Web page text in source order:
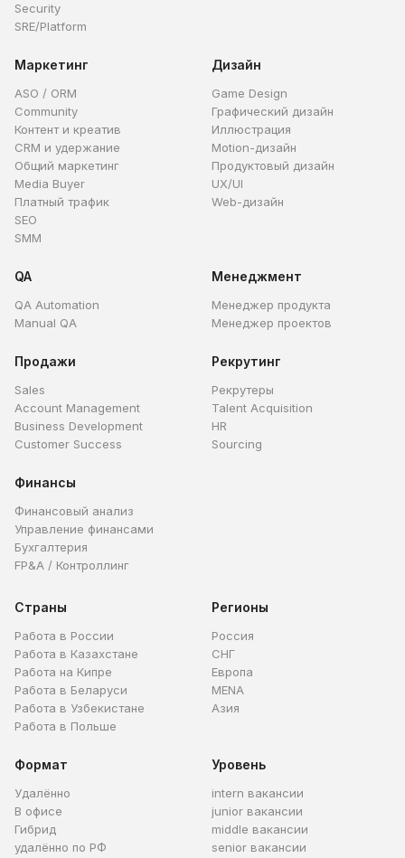
Security
SRE/Platform
Маркетинг
ASO / ORM
Community
Контент и креатив
CRM и удержание
Общий маркетинг
Media Buyer
Платный трафик
SEO
SMM
Дизайн
Game Design
Графический дизайн
Иллюстрация
Motion-дизайн
Продуктовый дизайн
UX/UI
Web-дизайн
QA
QA Automation
Manual QA
Менеджмент
Менеджер продукта
Менеджер проектов
Продажи
Sales
Account Management
Business Development
Customer Success
Рекрутинг
Рекрутеры
Talent Acquisition
HR
Sourcing
Финансы
Финансовый анализ
Управление финансами
Бухгалтерия
FP&A / Контроллинг
Страны
Работа в России
Работа в Казахстане
Работа на Кипре
Работа в Беларуси
Работа в Узбекистане
Работа в Польше
Регионы
Россия
СНГ
Европа
MENA
Азия
Формат
Удалённо
В офисе
Гибрид
удалённо по РФ
Уровень
intern вакансии
junior вакансии
middle вакансии
senior вакансии